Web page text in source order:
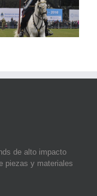
Muestra Borges en el
archivo de Bioy
de alto impacto
piezas y materiales